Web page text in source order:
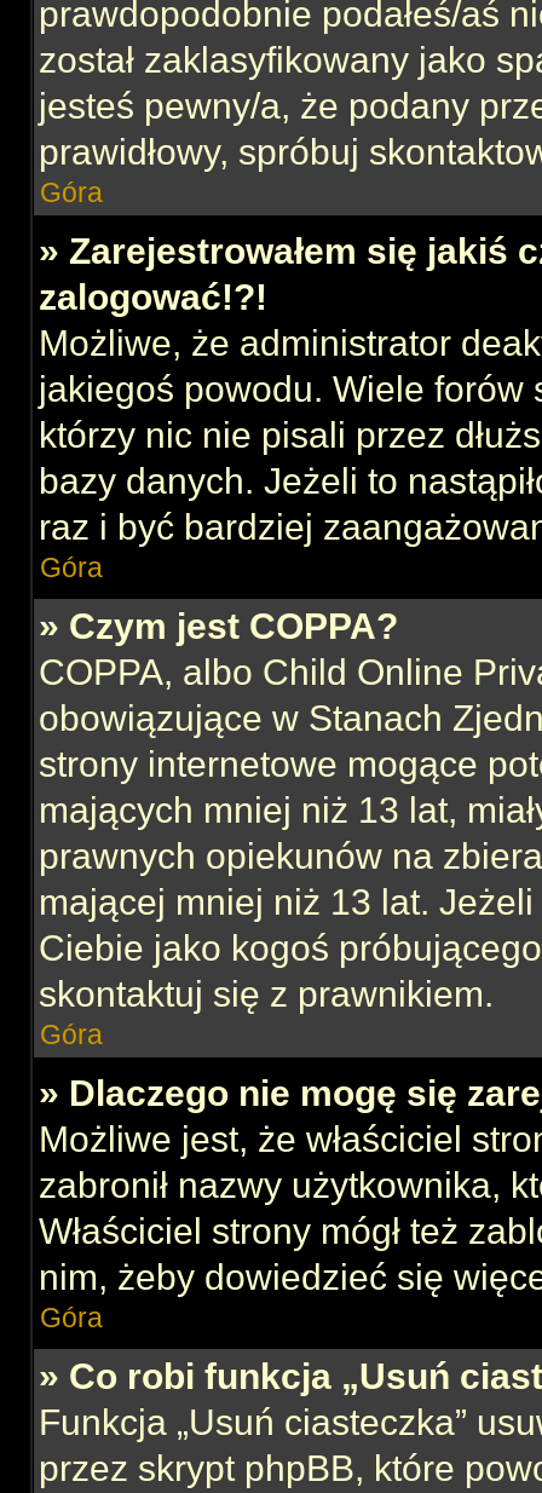
prawdopodobnie podałeś/aś
został zaklasyfikowany jako
jesteś pewny/a, że podany
prawidłowy, spróbuj
Góra
» Zarejestrowałem się jakiś
zalogować!?!
Możliwe, że administrator
jakiegoś powodu. Wiele forów
którzy nic nie pisali przez
bazy danych. Jeżeli to
raz i być bardziej
Góra
» Czym jest COPPA?
COPPA, albo Child Online
obowiązujące w Stanach
strony internetowe mogące
mających mniej niż 13 lat,
prawnych opiekunów na
mającej mniej niż 13 lat.
Ciebie jako kogoś
skontaktuj się z prawnikiem.
Góra
» Dlaczego nie mogę się
Możliwe jest, że właściciel
zabronił nazwy użytkownika,
Właściciel strony mógł też
nim, żeby dowiedzieć się
Góra
» Co robi funkcja „Usuń
Funkcja „Usuń ciasteczka”
przez skrypt phpBB, które